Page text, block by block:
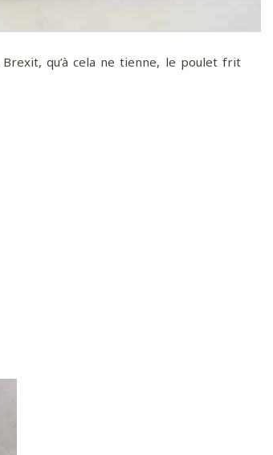
qu’à cela ne tienne, le poulet frit